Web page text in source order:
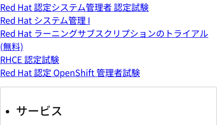
Red Hat 認定システム管理者 認定試験
Red Hat システム管理 I
Red Hat ラーニングサブスクリプションのトライアル
(無料)
RHCE 認定試験
Red Hat 認定 OpenShift 管理者試験
サービス